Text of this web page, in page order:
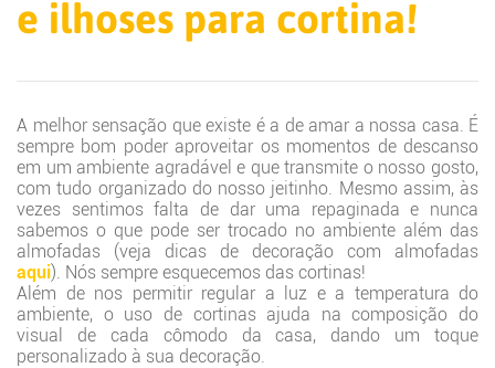
e ilhoses para cortina!
A melhor sensação que existe é a de amar a nossa casa. É
sempre bom poder aproveitar os momentos de descanso
em um ambiente agradável e que transmite o nosso gosto,
com tudo organizado do nosso jeitinho. Mesmo assim, às
vezes sentimos falta de dar uma repaginada e nunca
sabemos o que pode ser trocado no ambiente além das
almofadas (veja dicas de decoração com almofadas
aqui). Nós sempre esquecemos das cortinas!
Além de nos permitir regular a luz e a temperatura do
ambiente, o uso de cortinas ajuda na composição do
visual de cada cômodo da casa, dando um toque
personalizado à sua decoração.